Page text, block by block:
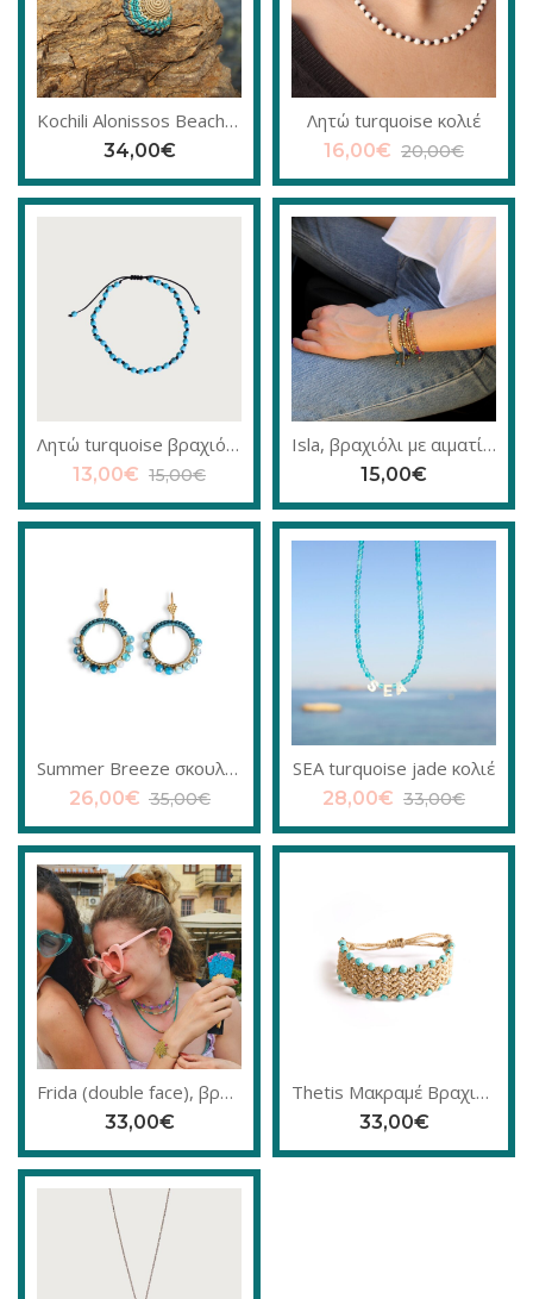
Kochili Alonissos Beach μακραμέ κολιέ
34,00€
Λητώ turquoise κολιέ
20,00€
16,00€
Λητώ turquoise βραχιόλι ποδιού
15,00€
13,00€
Isla, βραχιόλι με αιματίτες
15,00€
Summer Breeze σκουλαρίκια, επίχρυσο ασήμι
35,00€
26,00€
SEA turquoise jade κολιέ
33,00€
28,00€
Frida (double face), βραχιόλι μακραμέ
33,00€
Thetis Μακραμέ Βραχιόλι
33,00€